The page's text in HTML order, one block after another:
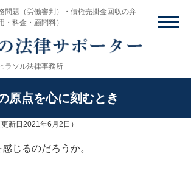
問題（労働審判）・債権売掛金回収の弁
料金・顧問料）
ラソル法律事務所
原点を心に刻むとき
更新日2021年6月2日）
じるのだろうか。